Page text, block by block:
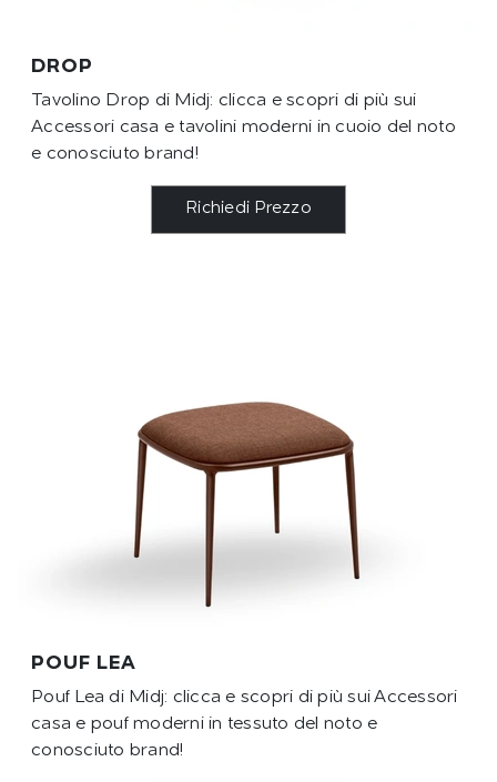
DROP
Tavolino Drop di Midj: clicca e scopri di più sui
Accessori casa e tavolini moderni in cuoio del noto
e conosciuto brand!
Richiedi Prezzo
POUF LEA
Pouf Lea di Midj: clicca e scopri di più sui Accessori
casa e pouf moderni in tessuto del noto e
conosciuto brand!